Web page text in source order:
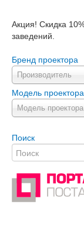
Акция! Скидка
заведений.
Бренд проектора
Производитель
Модель проектора
Модель проектора
Поиск